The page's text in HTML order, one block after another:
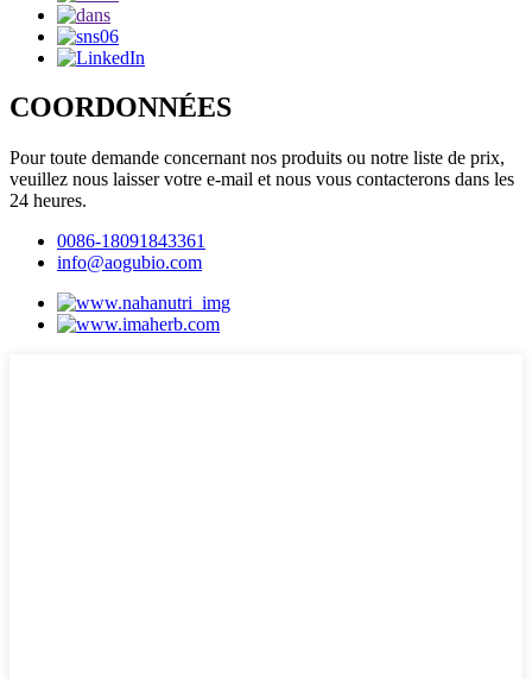
COORDONNÉES
Pour toute demande concernant nos produits ou notre liste de prix,
veuillez nous laisser votre e-mail et nous vous contacterons dans les
24 heures.
0086-18091843361
info@aogubio.com